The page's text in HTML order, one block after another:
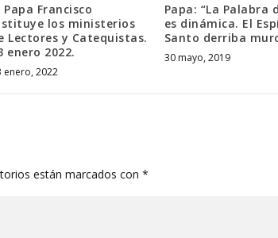
Papa Francisco
los ministerios
Lectores y Catequistas.
enero 2022.
enero, 2022
Papa: “La Palabra
es dinámica. El
Santo derriba
30 mayo, 2019
están marcados con*